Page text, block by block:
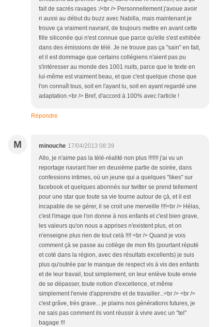
fait de sacrés ravages :/<br /> Personnellement j'avoue avoir
ri aussi au début du buzz avec Nabilla, mais maintenant je
trouve ça vraiment navrant, de toujours mettre en avant cette
fille siliconée qui n'est connue que parce qu'elle s'est exhibée
dans des émissions de télé. Je ne trouve pas ça "sain" en fait,
et il est dommage que certains collégiens n'aient pas pu
s'intéresser au monde des 1001 nuits, parce que le texte en
lui-même est vraiment beau, et que c'est quelque chose que
l'on connaît tous, soit en l'ayant lu, soit en ayant regardé une
adaptation.<br /> Bref, d'accord à 100% avec l'article !
Répondre
M minouche 17/04/2013 08:39
Allo, je n'aime pas la télé-réalité non plus !!!!!!! j'ai vu un
reportage navrant hier en deuxième partie de soirée, dans
confessions intimes, où un jeune qui a quelques "likes" sur
facebook et quelques abonnés sur twitter se prend tellement
pour une star que toute sa vie tourne autour de çà, et il est
incapable de se gérer, il se croit une merveille !!!!<br /> Hélas,
c'est l'image que l'on donne à nos enfants et c'est bien grave,
les valeurs qu'on nous a apprises n'existent plus, et on
n'enseigne plus rien de tout celà !!!! <br /> Quand je vois
comment çà se passe au collège de mon fils (pourtant réputé
et coté dans la région, avec des résultats excellents) je suis
plus qu'outrée par le manque de respect vis à vis des enfants
et de leur travail, tout simplement, on leur enlève toute envie
de se dépasser, toute notion d'excellence, et même
simplement l'envie d'apprendre et de travailler...<br /> <br />
c'est grâve, trés grave... je plains nos générations futures, je
ne sais pas comment ils vont réussir à vivre avec un "tel"
bagage !!!